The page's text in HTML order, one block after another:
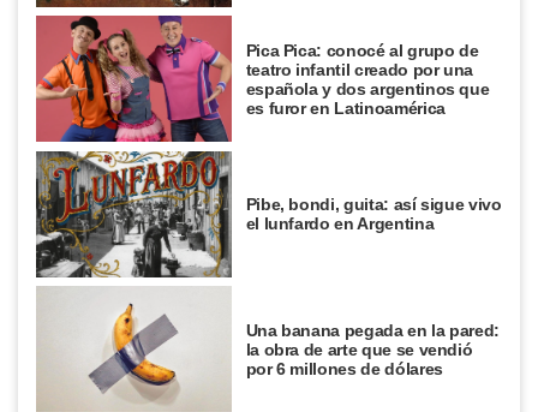
Pica Pica: conocé al grupo de
teatro infantil creado por una
española y dos argentinos que
es furor en Latinoamérica
Pibe, bondi, guita: así sigue vivo
el lunfardo en Argentina
Una banana pegada en la pared:
la obra de arte que se vendió
por 6 millones de dólares